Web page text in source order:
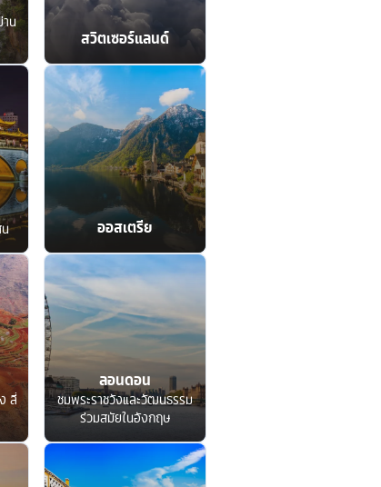
น
ลี่
สวิตเซอร์แลนด์
ออสเตรีย
ลอนดอน
ชมพระราชวังและวัฒนธรรม
ร่วมสมัยในอังกฤษ